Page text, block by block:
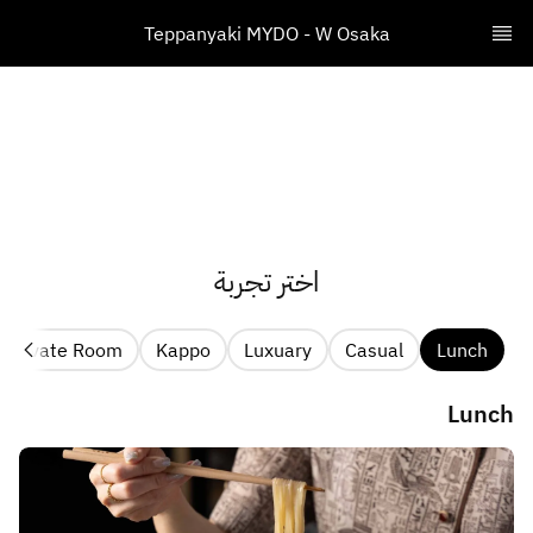
​Teppanyaki MYDO - W Osaka
اختر تجربة
Lunch
Casual
Luxuary
Kappo
Private Room🌛
Lunch